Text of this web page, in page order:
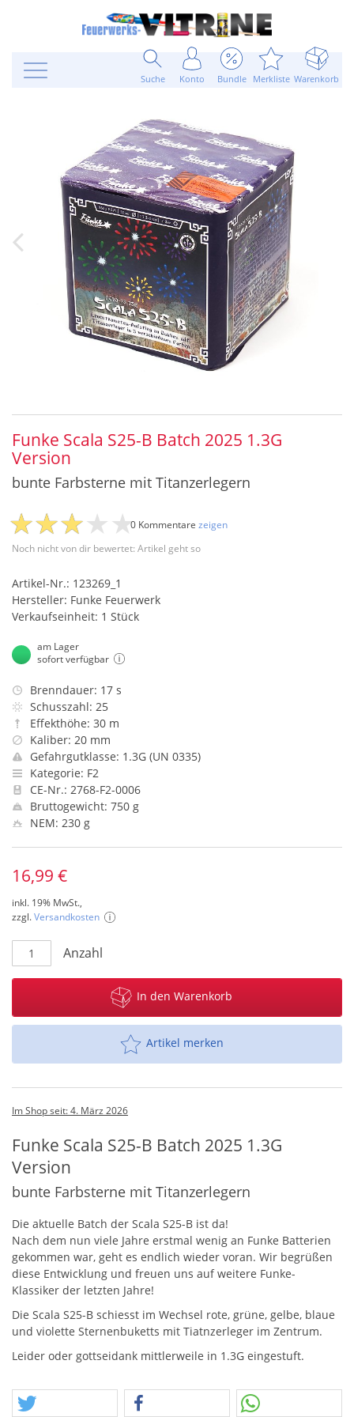
Suche Konto Bundle Merkliste Warenkorb
Funke Scala S25-B Batch 2025 1.3G
Version
bunte Farbsterne mit Titanzerlegern
Noch nicht von dir bewertet: Artikel geht so
0 Kommentare zeigen
Artikel-Nr.: 123269_1
Hersteller: Funke Feuerwerk
Verkaufseinheit: 1 Stück
am Lager
sofort verfügbar
Brenndauer: 17 s
Schusszahl: 25
Effekthöhe: 30 m
Kaliber: 20 mm
Gefahrgutklasse: 1.3G (UN 0335)
Kategorie: F2
CE-Nr.: 2768-F2-0006
Bruttogewicht: 750 g
NEM: 230 g
16,99 €
inkl. 19% MwSt.,
zzgl.Versandkosten
Anzahl
In den Warenkorb
Artikel merken
Im Shop seit: 4. März 2026
Funke Scala S25-B Batch 2025 1.3G
Version
bunte Farbsterne mit Titanzerlegern
Die aktuelle Batch der Scala S25-B ist da!
Nach dem nun viele Jahre erstmal wenig an Funke Batterien
gekommen war, geht es endlich wieder voran. Wir begrüßen
diese Entwicklung und freuen uns auf weitere Funke-
Klassiker der letzten Jahre!
Die Scala S25-B schiesst im Wechsel rote, grüne, gelbe, blaue
und violette Sternenbuketts mit Tiatnzerleger im Zentrum.
Leider oder gottseidank mittlerweile in 1.3G eingestuft.